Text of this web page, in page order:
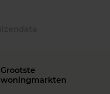
Grootste
woningmarkten